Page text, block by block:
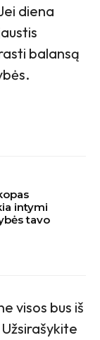
diena
balansą
intymi
tavo
visos bus iš